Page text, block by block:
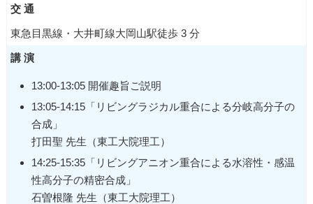
交 通
東急目黒線・大井町線大岡山駅徒歩 3 分
講 演
13:00-13:05 開催趣旨ご説明
13:05-14:15「リビングラジカル重合による分岐高分子の
合成」
打田聖 先生（東工大院理工）
14:25-15:35「リビングアニオン重合による水溶性・感温
性高分子の精密合成」
石曽根隆 先生（東工大院理工）